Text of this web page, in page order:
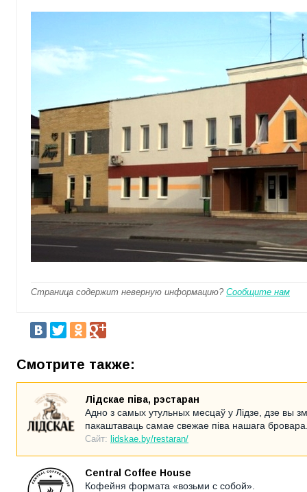
Страница содержит неверную информацию? Сообщите нам
Смотрите также:
Лідскае піва, рэстаран
Адно з самых утульных месцаў у Лідзе, дзе вы
пакаштаваць самае свежае піва нашага
Сайт: lidskae.by/restaran/
Central Coffee House
Кофейня формата «возьми с собой».